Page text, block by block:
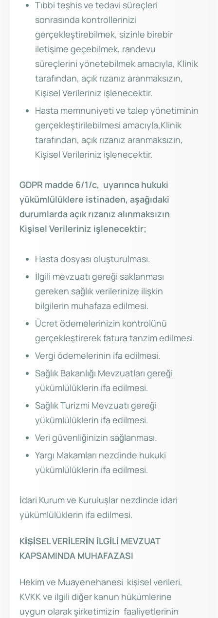
Tıbbi teşhis ve tedavi süreçleri
sonrasında kontrollerinizi
gerçekleştirebilmek, sizinle birebir
iletişime geçebilmek, randevu
süreçlerini yönetebilmek amacıyla, Klinik
tarafından, açık rızanız aranmaksızın,
Kişisel Verileriniz işlenecektir.
Hasta memnuniyeti ve talep yönetiminin
gerçekleştirilebilmesi amacıyla,Klinik
tarafından, açık rızanız aranmaksızın,
Kişisel Verileriniz işlenecektir.
GDPR madde 6/1/c, uyarınca hukuki
yükümlülüklere istinaden, aşağıdaki
durumlarda açık rızanız alınmaksızın
Kişisel Verileriniz işlenecektir;
Hasta dosyası oluşturulması.
İlgili mevzuatı gereği saklanması
gereken sağlık verilerinize ilişkin
bilgilerin muhafaza edilmesi.
Ücret ödemelerinizin kontrolünü
gerçekleştirerek fatura tanzim edilmesi.
Vergi ödemelerinin ifa edilmesi.
Sağlık Bakanlığı Mevzuatları gereği
yükümlülüklerin ifa edilmesi.
Sağlık Turizmi Mevzuatı gereği
yükümlülüklerin ifa edilmesi.
Veri güvenliğinizin sağlanması.
Yargı Makamları nezdinde hukuki
yükümlülüklerin ifa edilmesi.
İdari Kurum ve Kuruluşlar nezdinde idari
yükümlülüklerin ifa edilmesi.
KİŞİSEL VERİLERİN İLGİLİ MEVZUAT
KAPSAMINDA MUHAFAZASI
Hekim ve Muayenehanesi kişisel verileri,
KVKK ve ilgili diğer kanun hükümlerine
uygun olarak şirketimizin faaliyetlerinin